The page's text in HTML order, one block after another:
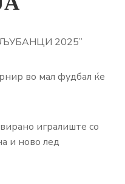
2025”
во мал фудбал ќе
игралиште со
и ново лед